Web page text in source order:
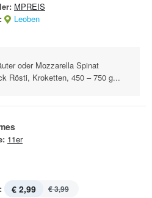
MPREIS
Leoben
oder Mozzarella Spinat
Rösti, Kroketten, 450 – 750 g...
11er
€ 2,99 € 3,99